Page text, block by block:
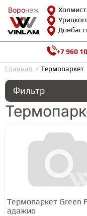
Воронеж
Воронеж
Доставка и
Возврат и
Видеообзоры
Полезная
Как выбрать
Калькулятор
Контакты
+7 960
Главная Термопаркет
Фильтр
Термопаркет Green
адажио